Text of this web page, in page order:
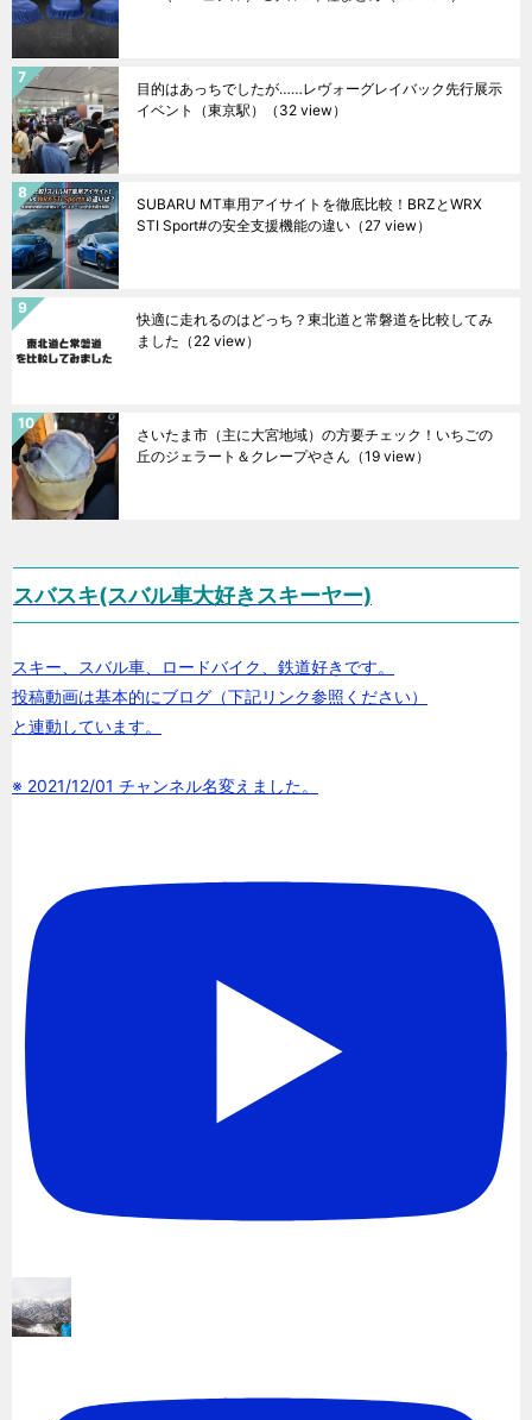
目的はあっちでしたが……レヴォーグレイバック先行展示
イベント（東京駅）
（32 view）
SUBARU MT車用アイサイトを徹底比較！BRZとWRX
STI Sport#の安全支援機能の違い （27 view）
快適に走れるのはどっち？東北道と常磐道を比較してみ
ました （22 view）
さいたま市（主に大宮地域）の方要チェック！いちごの
丘のジェラート＆クレープやさん （19 view）
スバスキ(スバル車大好きスキーヤー)
スキー、スバル車、ロードバイク、鉄道好きです。
投稿動画は基本的にブログ（下記リンク参照ください）
と連動しています。
※ 2021/12/01 チャンネル名変えました。